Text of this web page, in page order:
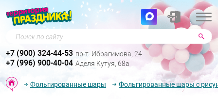
Поиск по сайту
+7 (900) 324-44-53 пр-т. Ибрагимова, 24
+7 (996) 900-40-04 Аделя Кутуя, 68а
Фольгированные шары Фольгированные шары с